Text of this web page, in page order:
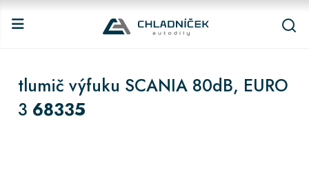
tlumič výfuku SCANIA 80dB, EURO
3 68335